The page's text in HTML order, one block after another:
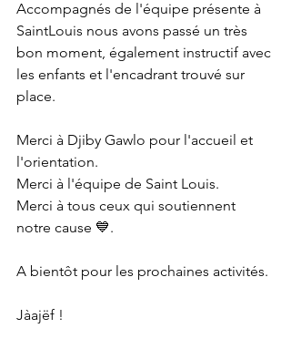
Accompagnés de l'équipe présente à
SaintLouis nous avons passé un très
bon moment, également instructif avec
les enfants et l'encadrant trouvé sur
place.
Merci à Djiby Gawlo pour l'accueil et
l'orientation.
Merci à l'équipe de Saint Louis.
Merci à tous ceux qui soutiennent
notre cause 💙.
A bientôt pour les prochaines activités.
Jàajëf !